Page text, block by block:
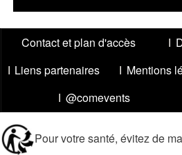
Menu
de
Contact et plan d'accès
Liens partenaires
Mentions
@comevents
Pour votre santé, évitez de